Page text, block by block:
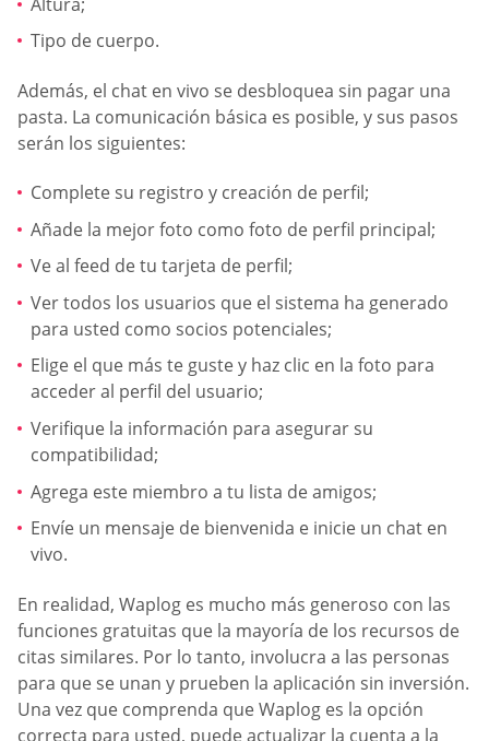
Tipo de cuerpo.
Además, el chat en vivo se desbloquea sin pagar una
pasta. La comunicación básica es posible, y sus pasos
serán los siguientes:
Complete su registro y creación de perfil;
Añade la mejor foto como foto de perfil principal;
Ve al feed de tu tarjeta de perfil;
Ver todos los usuarios que el sistema ha generado
para usted como socios potenciales;
Elige el que más te guste y haz clic en la foto para
acceder al perfil del usuario;
Verifique la información para asegurar su
compatibilidad;
Agrega este miembro a tu lista de amigos;
Envíe un mensaje de bienvenida e inicie un chat en
vivo.
En realidad, Waplog es mucho más generoso con las
funciones gratuitas que la mayoría de los recursos de
citas similares. Por lo tanto, involucra a las personas
para que se unan y prueben la aplicación sin inversión.
Una vez que comprenda que Waplog es la opción
correcta para usted, puede actualizar la cuenta a la